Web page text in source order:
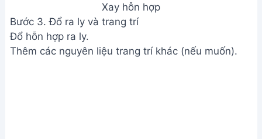
Xay hỗn hợp
Bước 3. Đổ ra ly và trang trí
Đổ hỗn hợp ra ly.
Thêm các nguyên liệu trang trí khác (nếu muốn).